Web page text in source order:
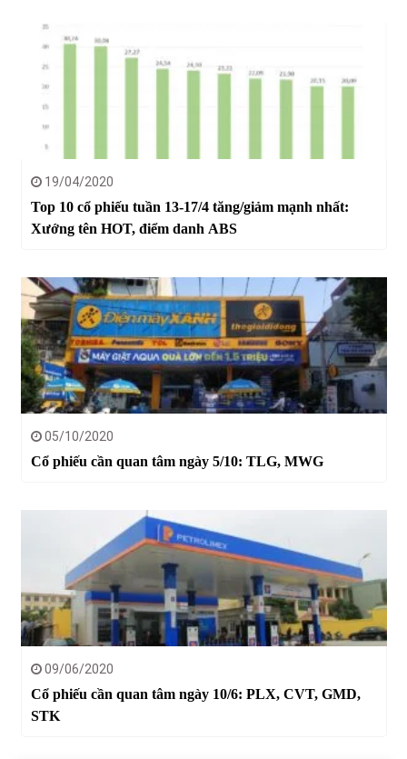
19/04/2020
Top 10 cổ phiếu tuần 13-17/4 tăng/giảm mạnh nhất:
Xướng tên HOT, điểm danh ABS
05/10/2020
Cổ phiếu cần quan tâm ngày 5/10: TLG, MWG
09/06/2020
Cổ phiếu cần quan tâm ngày 10/6: PLX, CVT, GMD,
STK